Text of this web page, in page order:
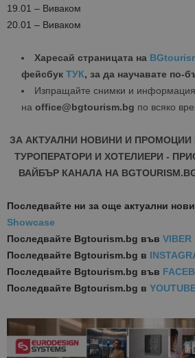
19.01 – Виваком
20.01 – Виваком
Харесай страницата на
фейсбук ТУК, за да научавате по-
Изпращайте снимки и информация
на office@bgtourism.bg по всяко
ЗА АКТУАЛНИ НОВИНИ И
ТУРОПЕРАТОРИ И ХОТЕЛИЕРИ -
ВАЙБЪР КАНАЛА НА
Последвайте ни за още актуални
Showcase
Последвайте Bgtourism.bg във VIBER
Последвайте Bgtourism.bg в
Последвайте Bgtourism.bg във
Последвайте Bgtourism.bg в